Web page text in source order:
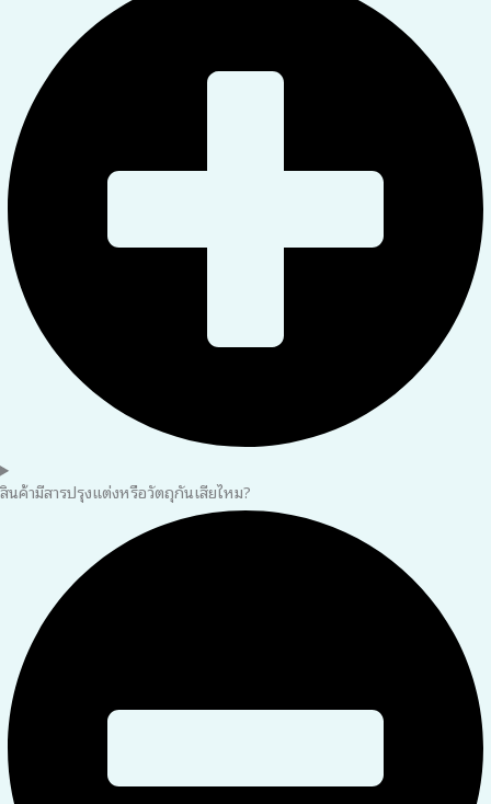
สินค้ามีสารปรุงแต่งหรือวัตถุกันเสียไหม?